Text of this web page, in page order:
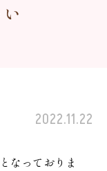
2022.11.22
なっておりま